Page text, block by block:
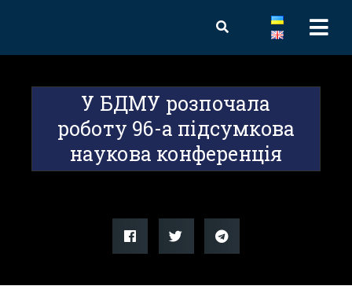
У БДМУ розпочала
роботу 96-а підсумкова
наукова конференція